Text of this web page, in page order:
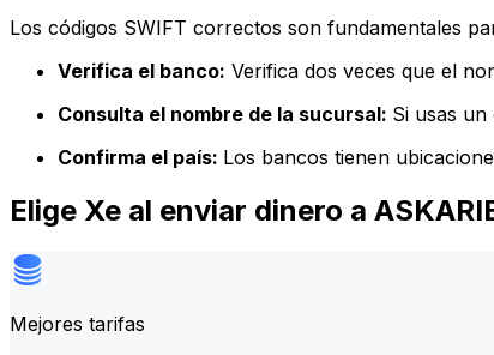
Los códigos SWIFT correctos son fundamentales
Verifica el banco: Verifica dos veces que el
Consulta el nombre de la sucursal: Si usas
Confirma el país: Los bancos tienen
Elige Xe al enviar dinero a
Mejores tarifas